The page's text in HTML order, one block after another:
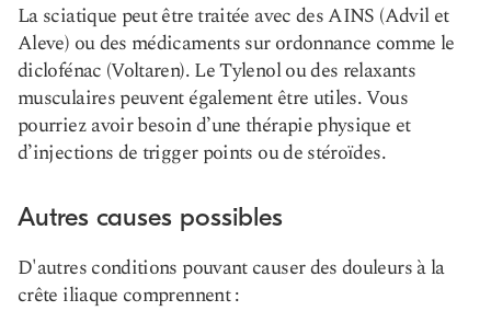
La sciatique peut être traitée avec des AINS (Advil et
Aleve) ou des médicaments sur ordonnance comme le
diclofénac (Voltaren). Le Tylenol ou des relaxants
musculaires peuvent également être utiles. Vous
pourriez avoir besoin d’une thérapie physique et
d’injections de trigger points ou de stéroïdes.
Autres causes possibles
D'autres conditions pouvant causer des douleurs à la
crête iliaque comprennent :